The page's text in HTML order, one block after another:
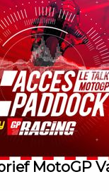
de Pedro Acosta,
Sans oublier les
paddock !
MotoGP